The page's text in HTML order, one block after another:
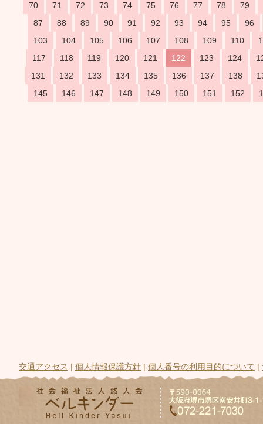
70
71 72 73 74 75 76 77 78
79
87
88 89 90 91 92 93 94 95
96
103
104 105 106 107 108 109 110
117
118 119 120 121 122 123 124
131
132 133 134 135 136 137 138
145
146 147 148 149 150 151 152
交通アクセス | 個人情報保護方針 | 個人番号の利用目的について |